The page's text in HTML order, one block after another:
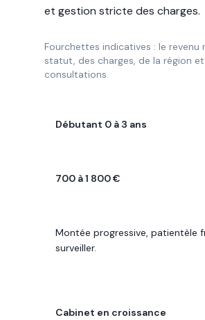
et gestion stricte des charges.
Fourchettes indicatives : le revenu
statut, des charges, de la région
consultations.
Débutant 0 à 3 ans
700 à 1 800 €
Montée progressive, patientèle
surveiller.
Cabinet en croissance